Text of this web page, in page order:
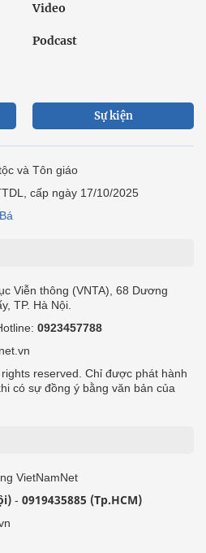
Video
Podcast
Sự kiện
và Tôn giáo
cấp ngày 17/10/2025
Viễn thông (VNTA), 68 Dương
TP. Hà Nội.
0923457788
reserved. Chỉ được phát hành
có sự đồng ý bằng văn bản của
VietNamNet
- 0919435885 (Tp.HCM)